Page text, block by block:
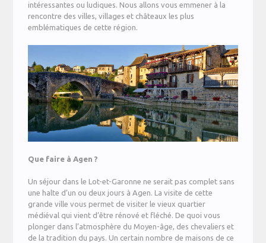
intéressantes ou ludiques. Nous allons vous emmener à la
rencontre des villes, villages et châteaux les plus
emblématiques de cette région.
Que faire à Agen ?
Un séjour dans le Lot-et-Garonne ne serait pas complet sans
une halte d’un ou deux jours à Agen. La visite de cette
grande ville vous permet de visiter le vieux quartier
médiéval qui vient d’être rénové et fléché. De quoi vous
plonger dans l’atmosphère du Moyen-âge, des chevaliers et
de la tradition du pays. Un certain nombre de maisons de ce